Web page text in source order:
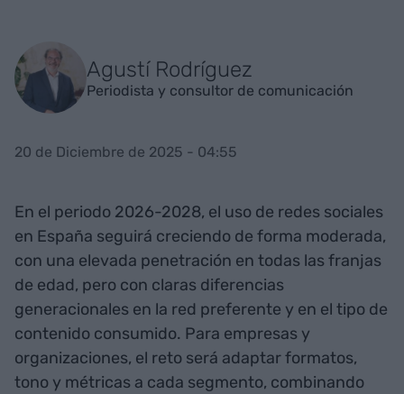
Agustí Rodríguez
Periodista y consultor de comunicación
20 de Diciembre de 2025 - 04:55
En el periodo 2026-2028, el uso de redes sociales
en España seguirá creciendo de forma moderada,
con una elevada penetración en todas las franjas
de edad, pero con claras diferencias
generacionales en la red preferente y en el tipo de
contenido consumido. Para empresas y
organizaciones, el reto será adaptar formatos,
tono y métricas a cada segmento, combinando